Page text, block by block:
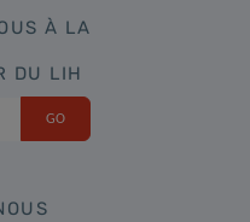
À LA
DU LIH